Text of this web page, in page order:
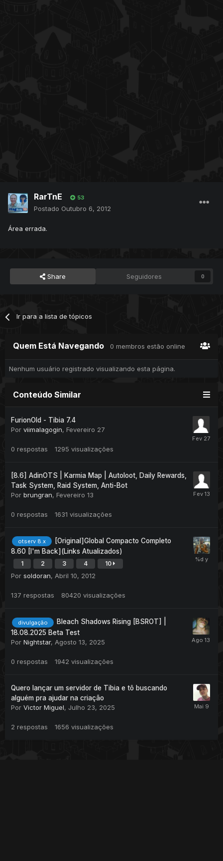
RarTnE 53
Postado Outubro 6, 2012
Área errada.
Share Seguidores 0
Ir para a lista de tópicos
Quem Está Navegando 0 membros estão online
Nenhum usuário registrado visualizando esta página.
Conteúdo Similar
FurionOld - Tibia 7.4
Por viimalagogin, Fevereiro 27
0 respostas 1295 visualizações
[8.6] AdinOTS | Karmia Map | Autoloot, Daily Rewards,
Task System, Raid System, Anti-Bot
Por brungran, Fevereiro 13
0 respostas 1631 visualizações
otserv 8.x
[Original]Global Compacto Completo
8.60 [I'm Back](Links Atualizados)
1 2 3 4 10
Por soldoran, Abril 10, 2012
137 respostas 80420 visualizações
divulgação
Bleach Shadows Rising [BSROT] |
18.08.2025 Beta Test
Por Nightstar, Agosto 13, 2025
0 respostas 1942 visualizações
Quero lançar um servidor de Tibia e tô buscando
alguém pra ajudar na criação
Por Victor Miguel, Julho 23, 2025
2 respostas 1656 visualizações